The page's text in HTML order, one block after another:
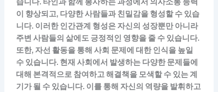
습니다. 타인과 함께 봉사하는 과정에서 의사소통 능력
이 향상되고, 다양한 사람들과 친밀감을 형성할 수 있습
니다. 이러한 인간관계 형성은 자신의 성장뿐만 아니라
주변 사람들의 삶에도 긍정적인 영향을 줄 수 있습니다.
또한, 자선 활동을 통해 사회 문제에 대한 인식을 높일
수 있습니다. 현재 사회에서 발생하는 다양한 문제들에
대해 본격적으로 참여하고 해결책을 모색할 수 있는 계
기가 될 수 있습니다. 이를 통해 자신의 역량을 발휘하고